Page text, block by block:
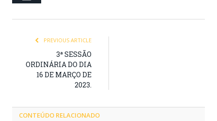
PREVIOUS ARTICLE
3ª SESSÃO
ORDINÁRIA DO DIA
16 DE MARÇO DE
2023.
CONTEÚDO RELACIONADO